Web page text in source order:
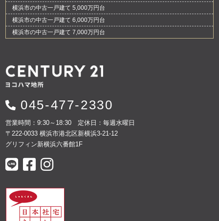
横浜市の中古一戸建て 5,000万円台
横浜市の中古一戸建て 6,000万円台
横浜市の中古一戸建て 7,000万円台
045-477-2330
営業時間：9:30～18:30 定休日：毎週水曜日
〒222-0033 横浜市港北区新横浜3-21-12
グリフィン新横浜六番館1F